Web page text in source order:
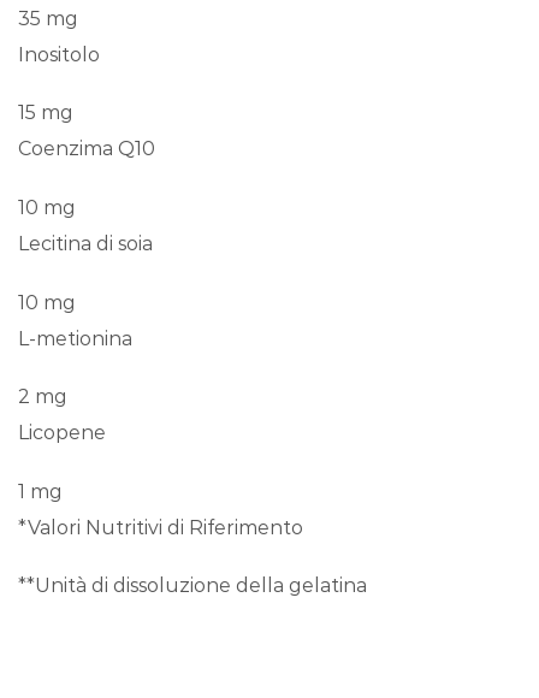
35 mg
Inositolo
15 mg
Coenzima Q10
10 mg
Lecitina di soia
10 mg
L-metionina
2 mg
Licopene
1 mg
*Valori Nutritivi di Riferimento
**Unità di dissoluzione della gelatina